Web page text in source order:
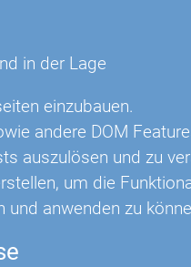
in der Lage
einzubauen.
andere DOM
auszulösen und zu
um die
und anwenden zu